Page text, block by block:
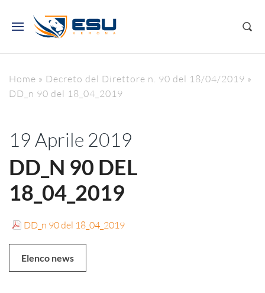
Home » Decreto del Direttore n. 90 del 18/04/2019 »
DD_n 90 del 18_04_2019
19 Aprile 2019
DD_N 90 DEL
18_04_2019
DD_n 90 del 18_04_2019
Elenco news